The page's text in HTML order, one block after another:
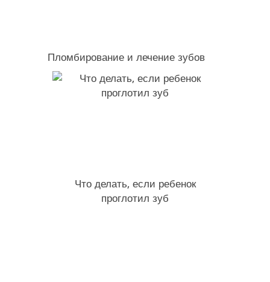
Пломбирование и лечение зубов
Что делать, если ребенок
проглотил зуб